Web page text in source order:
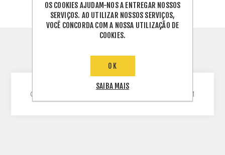
INFORMAÇÕES TÉCNICAS
CABO 1X6MM2 1.8KV CC NBR 16 PRETO 25M
OS COOKIES AJUDAM-NOS A ENTREGAR NOSSOS
SERVIÇOS. AO UTILIZAR NOSSOS SERVIÇOS,
VOCÊ CONCORDA COM A NOSSA UTILIZAÇÃO DE
COOKIES.
OK
SAIBA MAIS